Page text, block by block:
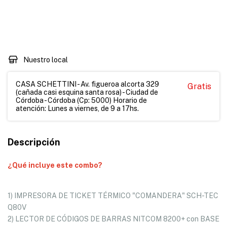
Nuestro local
CASA SCHETTINI - Av. figueroa alcorta 329
(cañada casi esquina santa rosa) - Ciudad de
Córdoba - Córdoba (Cp: 5000) Horario de
atención: Lunes a viernes, de 9 a 17hs.
Gratis
Descripción
¿Qué incluye este combo?
1) IMPRESORA DE TICKET TÉRMICO "COMANDERA" SCH-TEC
Q80V
2) LECTOR DE CÓDIGOS DE BARRAS NITCOM 8200+ con BASE